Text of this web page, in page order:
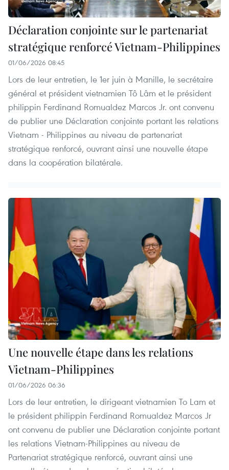
Déclaration conjointe sur le partenariat
stratégique renforcé Vietnam-Philippines
01/06/2026 08:45
Lors de leur entretien, le 1er juin à Manille, le secrétaire
général et président vietnamien Tô Lâm et le président
philippin Ferdinand Romualdez Marcos Jr. ont convenu
de publier une Déclaration conjointe portant les relations
Vietnam - Philippines au niveau de partenariat
stratégique renforcé, ouvrant ainsi une nouvelle étape
dans la coopération bilatérale.
Une nouvelle étape dans les relations
Vietnam-Philippines
01/06/2026 06:36
Lors de leur entretien, le dirigeant vietnamien To Lam et
le président philippin Ferdinand Romualdez Marcos Jr
ont convenu de publier une Déclaration conjointe portant
les relations Vietnam-Philippines au niveau de
Partenariat stratégique renforcé, ouvrant ainsi une